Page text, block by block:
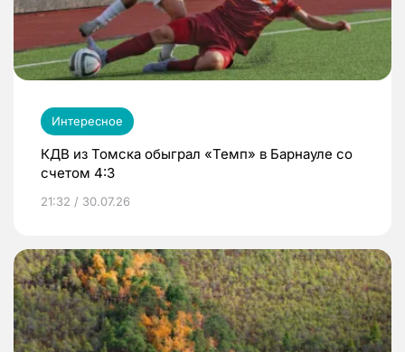
Интересное
КДВ из Томска обыграл «Темп» в Барнауле со
счетом 4:3
21:32 / 30.07.26